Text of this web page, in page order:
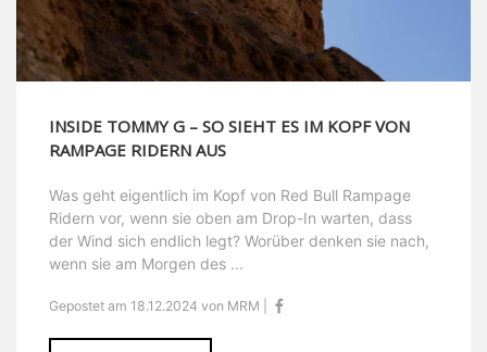
INSIDE TOMMY G – SO SIEHT ES IM KOPF VON
RAMPAGE RIDERN AUS
Was geht eigentlich im Kopf von Red Bull Rampage
Ridern vor, wenn sie oben am Drop-In warten, dass
der Wind sich endlich legt? Worüber denken sie nach,
wenn sie am Morgen des ...
Gepostet am 18.12.2024 von MRM |